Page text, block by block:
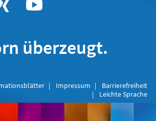
überzeugt.
Impressum
Barrierefreiheit
Leichte Sprache